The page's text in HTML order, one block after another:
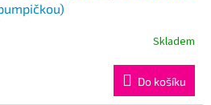
Skladem
Do košíku